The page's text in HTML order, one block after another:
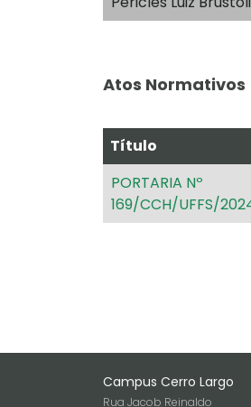
Atos Normativos
Título
PORTARIA Nº
169/CCH/UFFS/
Campus Cerro Largo
Rua Jacob Reinaldo